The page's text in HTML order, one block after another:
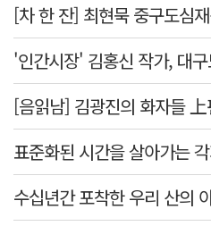
'인간시장' 김홍신 작가, 대